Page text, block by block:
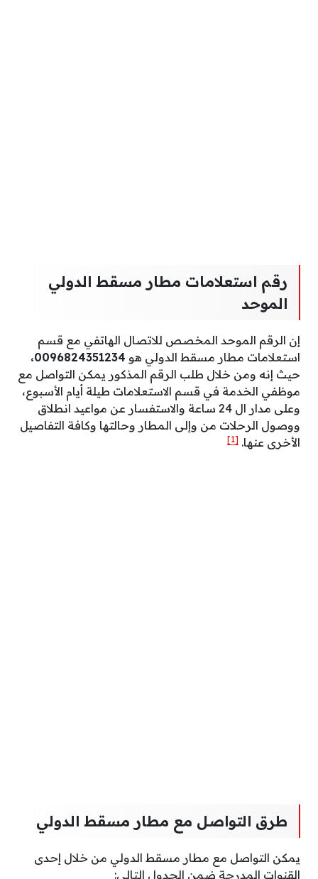
رقم استعلامات مطار مسقط الدولي
الموحد
إن الرقم الموحد المخصص للاتصال الهاتفي مع قسم
استعلامات مطار مسقط الدولي هو 0096824351234،
حيث إنه ومن خلال طلب الرقم المذكور يمكن التواصل مع
موظفي الخدمة في قسم الاستعلامات طيلة أيام الأسبوع،
وعلى مدار ال 24 ساعة والاستفسار عن مواعيد انطلاق
ووصول الرحلات من وإلى المطار وحالتها وكافة التفاصيل
الأخرى عنها. [1]
طرق التواصل مع مطار مسقط الدولي
يمكن التواصل مع مطار مسقط الدولي من خلال إحدى
القنوات المدرجة ضمن الجدول التالي: